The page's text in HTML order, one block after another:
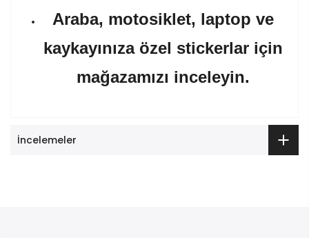
Araba, motosiklet, laptop ve
kaykayınıza özel stickerlar için
mağazamızı inceleyin.
İncelemeler